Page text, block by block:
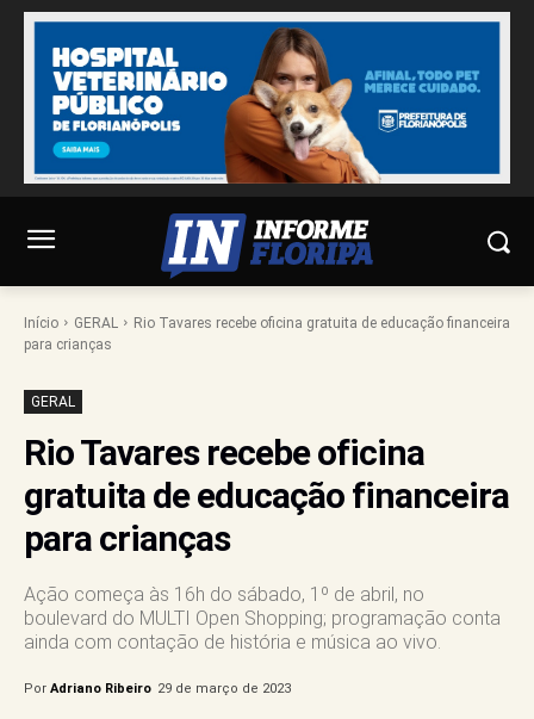
Início GERAL
Rio Tavares recebe oficina gratuita de educação financeira
para crianças
GERAL
Rio Tavares recebe oficina
gratuita de educação financeira
para crianças
Ação começa às 16h do sábado, 1º de abril, no
boulevard do MULTI Open Shopping; programação conta
ainda com contação de história e música ao vivo.
Por Adriano Ribeiro 29 de março de 2023